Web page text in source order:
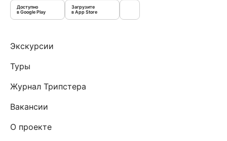
Доступно
в Google Play
Загрузите
в App Store
Экскурсии
Туры
Журнал Трипстера
Вакансии
О проекте